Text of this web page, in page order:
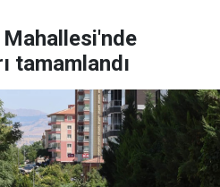
Mahallesi'nde
tamamlandı